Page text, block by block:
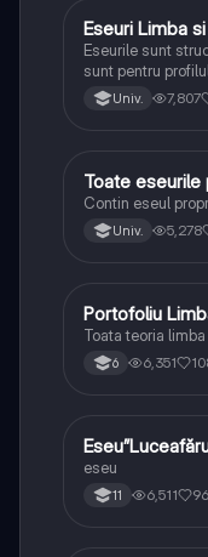
Limba și
Eseuri Limba
Eseurile sunt
sunt pentru
lipsesc relatiile
Univ. 7,807
Limba și
Toate eseurile
Contin eseul
Univ. 5,278
Limba și
Portofoliu
Toata teoria
6 6,351
Limba și
eseu
11 6,511 96